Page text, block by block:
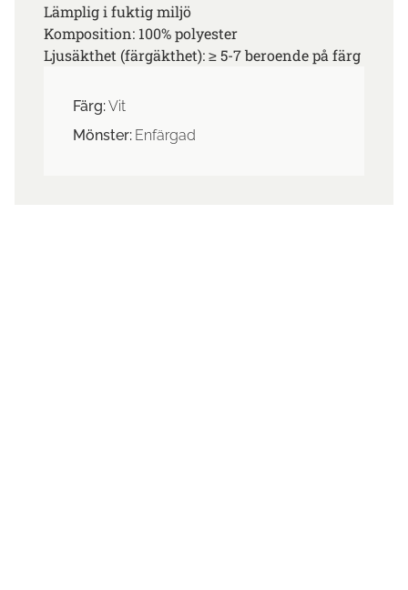
Lämplig i fuktig miljö
Komposition: 100% polyester
Ljusäkthet (färgäkthet): ≥ 5-7 beroende på färg
Färg:Vit
Mönster: Enfärgad